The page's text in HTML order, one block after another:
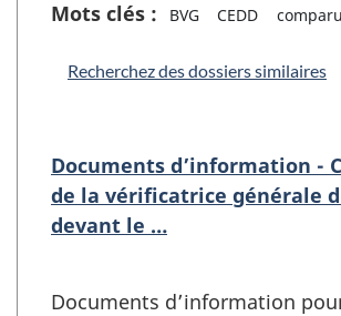
Mots clés : BVG CEDD
Recherchez des dossiers similaires
Documents d’information -
de la vérificatrice générale
devant le …
Documents d’information